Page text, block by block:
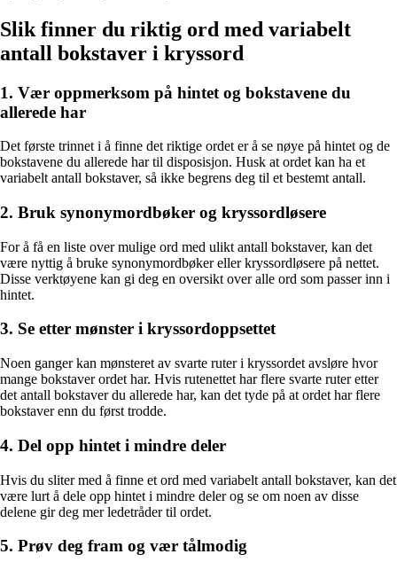
Slik finner du riktig ord med variabelt
antall bokstaver i kryssord
1. Vær oppmerksom på hintet og bokstavene du
allerede har
Det første trinnet i å finne det riktige ordet er å se nøye på hintet og de
bokstavene du allerede har til disposisjon. Husk at ordet kan ha et
variabelt antall bokstaver, så ikke begrens deg til et bestemt antall.
2. Bruk synonymordbøker og kryssordløsere
For å få en liste over mulige ord med ulikt antall bokstaver, kan det
være nyttig å bruke synonymordbøker eller kryssordløsere på nettet.
Disse verktøyene kan gi deg en oversikt over alle ord som passer inn i
hintet.
3. Se etter mønster i kryssordoppsettet
Noen ganger kan mønsteret av svarte ruter i kryssordet avsløre hvor
mange bokstaver ordet har. Hvis rutenettet har flere svarte ruter etter
det antall bokstaver du allerede har, kan det tyde på at ordet har flere
bokstaver enn du først trodde.
4. Del opp hintet i mindre deler
Hvis du sliter med å finne et ord med variabelt antall bokstaver, kan det
være lurt å dele opp hintet i mindre deler og se om noen av disse
delene gir deg mer ledetråder til ordet.
5. Prøv deg fram og vær tålmodig